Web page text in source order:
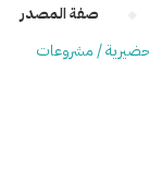
/ مشروعات
صفة المصدر